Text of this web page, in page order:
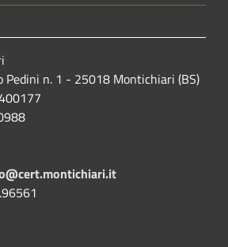
Pedini n. 1 - 25018 Montichiari (BS)